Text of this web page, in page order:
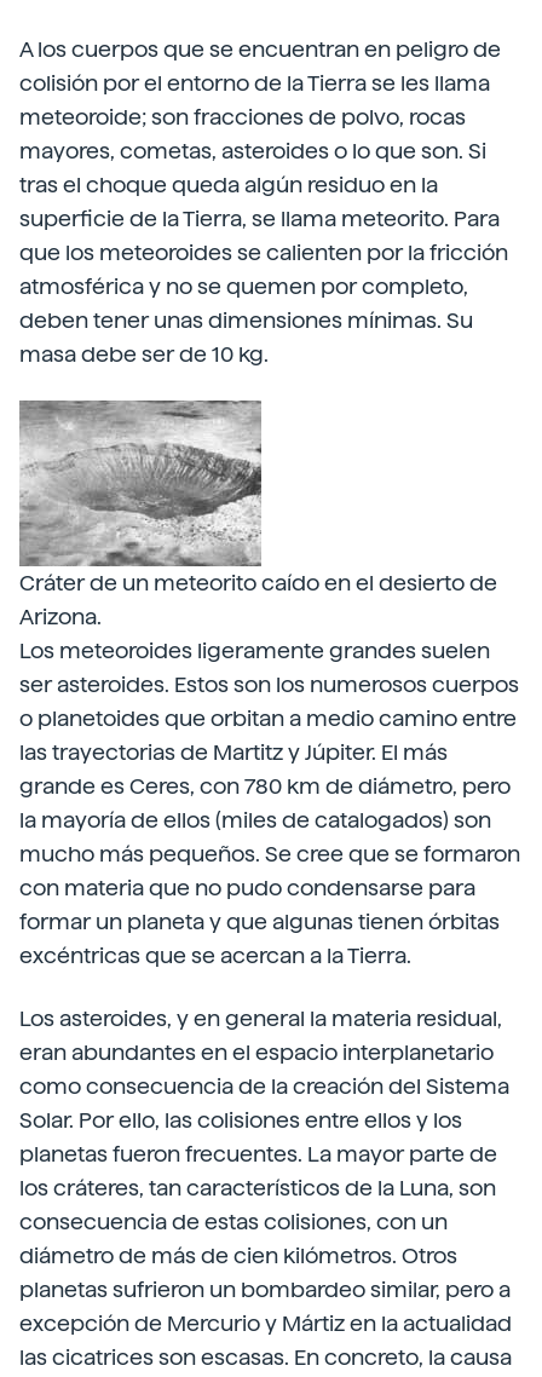
A los cuerpos que se encuentran en peligro de
colisión por el entorno de la Tierra se les llama
meteoroide; son fracciones de polvo, rocas
mayores, cometas, asteroides o lo que son. Si
tras el choque queda algún residuo en la
superficie de la Tierra, se llama meteorito. Para
que los meteoroides se calienten por la fricción
atmosférica y no se quemen por completo,
deben tener unas dimensiones mínimas. Su
masa debe ser de 10 kg.
Cráter de un meteorito caído en el desierto de
Arizona.
Los meteoroides ligeramente grandes suelen
ser asteroides. Estos son los numerosos cuerpos
o planetoides que orbitan a medio camino entre
las trayectorias de Martitz y Júpiter. El más
grande es Ceres, con 780 km de diámetro, pero
la mayoría de ellos (miles de catalogados) son
mucho más pequeños. Se cree que se formaron
con materia que no pudo condensarse para
formar un planeta y que algunas tienen órbitas
excéntricas que se acercan a la Tierra.
Los asteroides, y en general la materia residual,
eran abundantes en el espacio interplanetario
como consecuencia de la creación del Sistema
Solar. Por ello, las colisiones entre ellos y los
planetas fueron frecuentes. La mayor parte de
los cráteres, tan característicos de la Luna, son
consecuencia de estas colisiones, con un
diámetro de más de cien kilómetros. Otros
planetas sufrieron un bombardeo similar, pero a
excepción de Mercurio y Mártiz en la actualidad
las cicatrices son escasas. En concreto, la causa